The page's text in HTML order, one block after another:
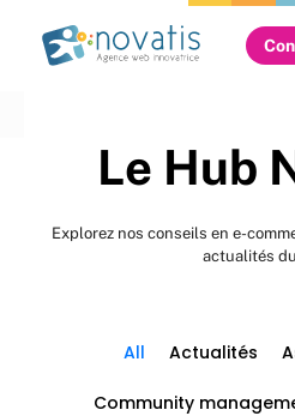
Le Hub
Explorez nos conseils en e-
actualités
All Actualités
Community